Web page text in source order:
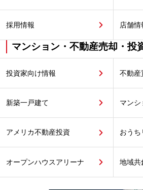
採用情報 店舗情
マンション・不動産売却・投
投資家向け情報 不動産
新築一戸建て マンシ
アメリカ不動産投資 おうち
オープンハウスアリーナ 地域共